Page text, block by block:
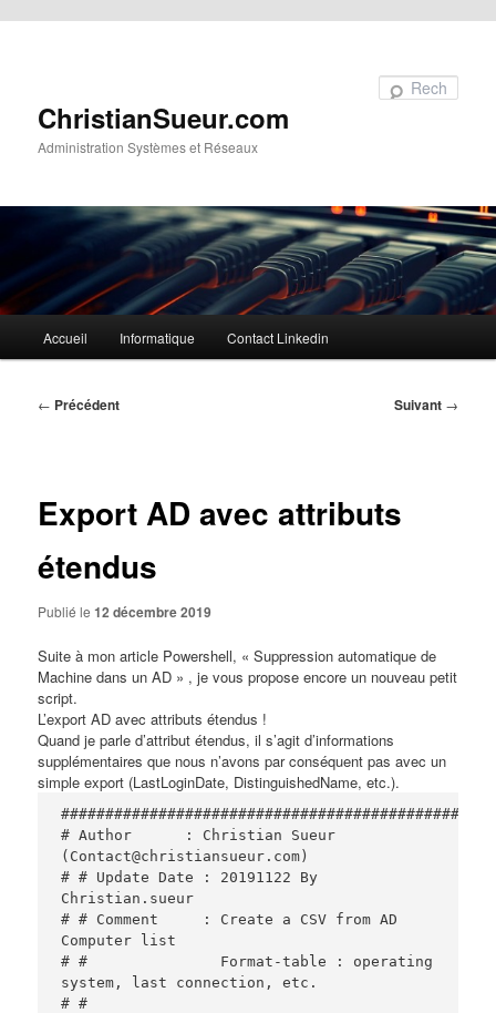
ChristianSueur.com
Administration Systèmes et Réseaux
principalAccueil Informatique Contact Linkedin
Navigation
← Précédent Suivant →
Export AD avec attributs
étendus
Publié le12 décembre 2019
Suite à mon article Powershell, «Suppression automatique de
Machine dans un AD » , je vous propose encore un nouveau petit
script.
L’export AD avec attributs étendus !
Quand je parle d’attribut étendus, il s’agit d’informations
supplémentaires que nous n’avons par conséquent pas avec un
simple export (LastLoginDate, DistinguishedName, etc.).
# Author      : Christian Sueur
(Contact@christiansueur.com)
# # Update Date : 20191122 By
Christian.sueur
# # Comment     : Create a CSV from AD
Computer list
# #               Format-table : operating
system, last connection, etc.
# #